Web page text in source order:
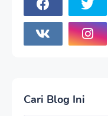
Cari Blog Ini